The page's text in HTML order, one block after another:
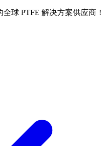
球 PTFE 解决方案供应商！